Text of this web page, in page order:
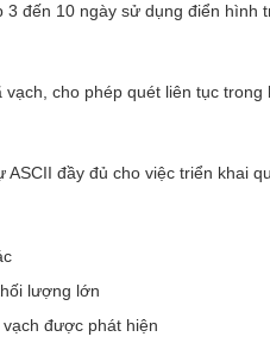
đến 10 ngày sử dụng điển
cho phép quét liên tục trong
đầy đủ cho việc triển khai
lượng lớn
được phát hiện